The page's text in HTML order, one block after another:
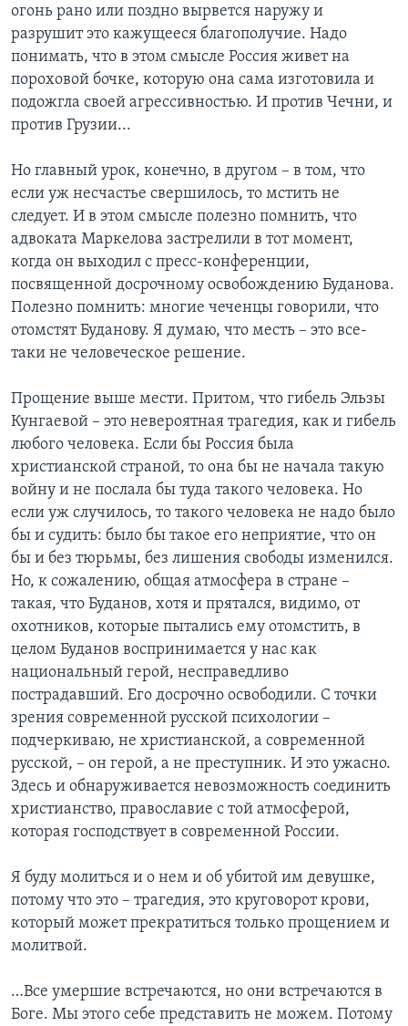
огонь рано или поздно вырвется наружу и
разрушит это кажущееся благополучие. Надо
понимать, что в этом смысле Россия живет на
пороховой бочке, которую она сама изготовила и
подожгла своей агрессивностью. И против Чечни, и
против Грузии...
Но главный урок, конечно, в другом – в том, что
если уж несчастье свершилось, то мстить не
следует. И в этом смысле полезно помнить, что
адвоката Маркелова застрелили в тот момент,
когда он выходил с пресс-конференции,
посвященной досрочному освобождению Буданова.
Полезно помнить: многие чеченцы говорили, что
отомстят Буданову. Я думаю, что месть – это все-
таки не человеческое решение.
Прощение выше мести. Притом, что гибель Эльзы
Кунгаевой – это невероятная трагедия, как и гибель
любого человека. Если бы Россия была
христианской страной, то она бы не начала такую
войну и не послала бы туда такого человека. Но
если уж случилось, то такого человека не надо было
бы и судить: было бы такое его неприятие, что он
бы и без тюрьмы, без лишения свободы изменился.
Но, к сожалению, общая атмосфера в стране –
такая, что Буданов, хотя и прятался, видимо, от
охотников, которые пытались ему отомстить, в
целом Буданов воспринимается у нас как
национальный герой, несправедливо
пострадавший. Его досрочно освободили. С точки
зрения современной русской психологии –
подчеркиваю, не христианской, а современной
русской, – он герой, а не преступник. И это ужасно.
Здесь и обнаруживается невозможность соединить
христианство, православие с той атмосферой,
которая господствует в современной России.
Я буду молиться и о нем и об убитой им девушке,
потому что это – трагедия, это круговорот крови,
который может прекратиться только прощением и
молитвой.
…Все умершие встречаются, но они встречаются в
Боге. Мы этого себе представить не можем. Потому